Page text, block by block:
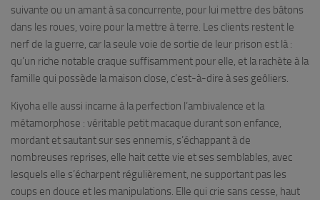
suivante ou un amant à sa concurrente, pour lui mettre des bâtons
dans les roues, voire pour la mettre à terre. Les clients restent le
nerf de la guerre, car la seule voie de sortie de leur prison est là :
qu’un riche notable craque suffisamment pour elle, et la rachète à la
famille qui possède la maison close, c’est-à-dire à ses geôliers.
Kiyoha elle aussi incarne à la perfection l’ambivalence et la
métamorphose : véritable petit macaque durant son enfance,
mordant et sautant sur ses ennemis, s’échappant à de
nombreuses reprises, elle hait cette vie et ses semblables, avec
lesquels elle s’écharpent régulièrement, ne supportant pas les
coups en douce et les manipulations. Elle qui crie sans cesse, haut